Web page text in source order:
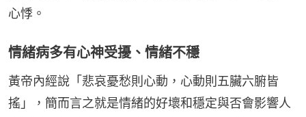
心悸。
情緒病多有心神受擾、情緒不穩
黃帝內經說「悲哀憂愁則心動，心動則五臟六腑皆
搖」，簡而言之就是情緒的好壞和穩定與否會影響人